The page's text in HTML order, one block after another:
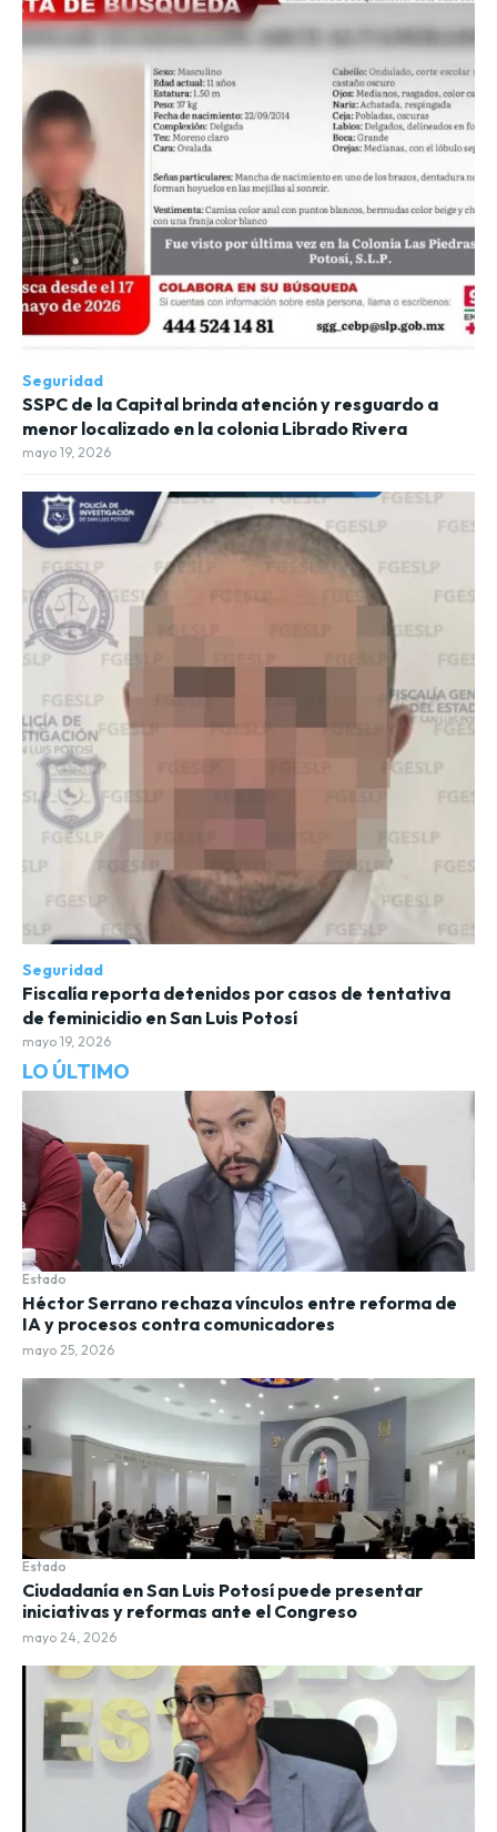
LO ÚLTIMO
Estado
Héctor Serrano rechaza vínculos entre reforma de
IA y procesos contra comunicadores
mayo 25, 2026
Estado
Ciudadanía en San Luis Potosí puede presentar
iniciativas y reformas ante el Congreso
mayo 24, 2026
Seguridad
SSPC de la Capital brinda atención y resguardo a
menor localizado en la colonia Librado Rivera
mayo 19, 2026
Seguridad
Fiscalía reporta detenidos por casos de tentativa
de feminicidio en San Luis Potosí
mayo 19, 2026